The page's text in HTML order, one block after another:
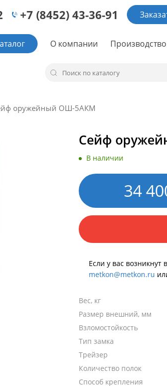
+7 (8452) 43-36-91
О компании Производство
оружейный ОШ-5АКМ
Сейф
В наличии
34
Если у вас
metkon@metkon.ru
Вес, кг
Размер внешний, мм
Взломостойкость
Тип замка
Трейзер
Количество полок
Способ крепления